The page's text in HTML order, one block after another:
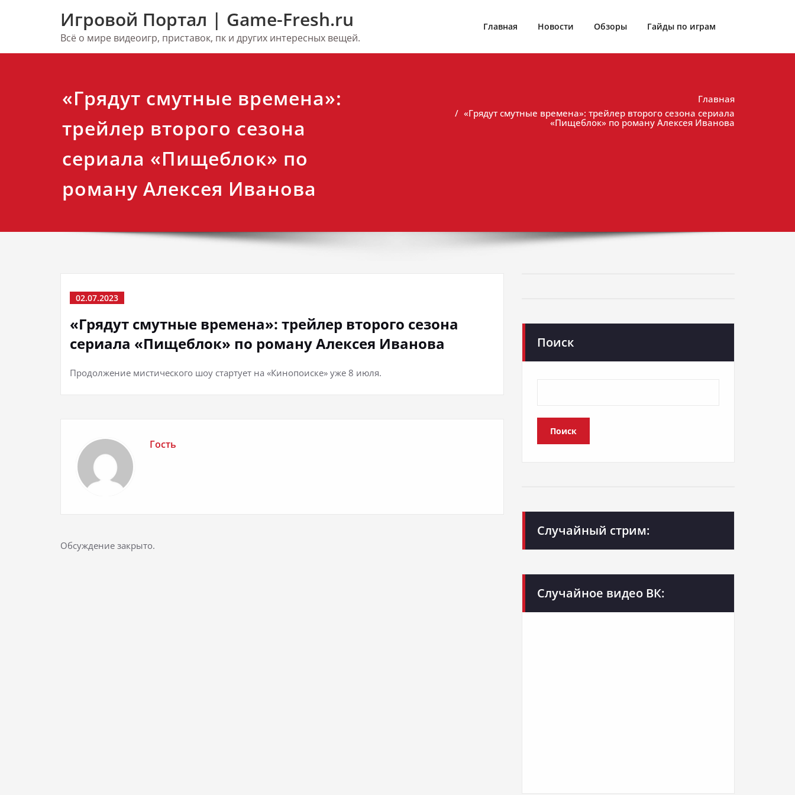
Игровой Портал | Game-Fresh.ru
Всё о мире видеоигр, приставок, пк и других интересных вещей.
Главная Новости Обзоры Гайды по играм
«Грядут смутные времена»:
трейлер второго сезона
сериала «Пищеблок» по
роману Алексея Иванова
Главная
«Грядут смутные времена»: трейлер второго сезона сериала
«Пищеблок» по роману Алексея Иванова
02.07.2023
«Грядут смутные времена»: трейлер второго сезона
сериала «Пищеблок» по роману Алексея Иванова
Продолжение мистического шоу стартует на «Кинопоиске» уже 8 июля.
Гость
Обсуждение закрыто.
Поиск
Поиск
Случайный стрим:
Случайное видео ВК: